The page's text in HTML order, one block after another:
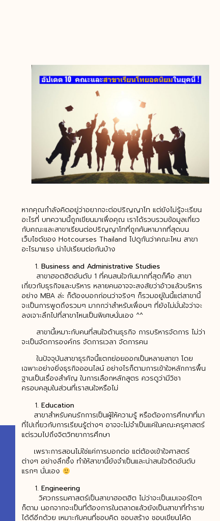
หากคุณกำลังคิดอยู่ว่าอยากจะต่อปริญญาโท แต่ยังไม่รู้จะเรียน
อะไรที่ บทความนี้ถูกเขียนมาเพื่อคุณ เราได้รวบรวมข้อมูลเกี่ยว
กับคณะและสาขาเรียนต่อปริญญาโทที่ถูกค้นหามากที่สุดบน
เว็บไซต์ของ Hotcourses Thailand ไปดูกันว่าคณะไหน สาขา
อะไรมาแรง น่าไปเรียนต่อกันบ้าง
Business and Administrative Studies
สาขาฮอตฮิตอันดับ 1 ที่คนสนใจกันมากที่สุดก็คือ สาขา
เกี่ยวกับธุรกิจและบริหาร หลายคนอาจจะสงสัยว่าอ้าวแล้วบริหาร
อย่าง MBA ล่ะ ก็ต้องบอกก่อนว่าจริงๆ ก็รวมอยู่ในนี้แต่สาขานี้
จะเป็นการพูดถึงรวมๆ มากกว่าสำหรับเพื่อนๆ ที่ยังไม่มั่นใจว่าจะ
ลงเจาะลึกไปที่สาขาไหนเป็นพิเศษนั่นเอง ^^
สาขานี้เหมาะกับคนที่สนใจด้านธุรกิจ การบริหารจัดการ ไม่ว่า
จะเป็นจัดการองค์กร จัดการเวลา จัดการคน
ในปัจจุบันสาขาธุรกิจนี้แตกย่อยออกเป็นหลายสาขา โดย
เฉพาะอย่างยิ่งธุรกิจออนไลน์ อย่างไรก็ตามการเข้าใจหลักการพื้น
ฐานเป็นเรื่องสำคัญ ในการเลือกหลักสูตร ควรดูว่ามีวิชา
ครอบคลุมในส่วนที่เราสนใจหรือไม่
Education
สาขาสำหรับคนรักการเป็นผู้ให้ความรู้ หรือต้องการศึกษาที่มา
ที่ไปเกี่ยวกับการเรียนรู้ต่างๆ อาจจะไม่จำเป็นแค่ในคณะครุศาสตร์
แต่รวมไปถึงจิตวิทยาการศึกษา
เพราะการสอนไม่ใช่แค่การบอกต่อ แต่ต้องเข้าใจศาสตร์
ต่างๆ อย่างลึกซึ้ง ทำให้สาขานี้ยังจำเป็นและน่าสนใจติดอันดับ
แรกๆ นั่นเอง
Engineering
วิศวกรรมศาสตร์เป็นสาขาฮอตฮิต ไม่ว่าจะเป็นเมเจอร์ใดๆ
ก็ตาม นอกจากจะเป็นที่ต้องการในตลาดแล้วยังเป็นสาขาที่ทำราย
ได้ดีอีกด้วย เหมาะกับคนที่ชอบคิด ชอบสร้าง ชอบเขียนโค้ด